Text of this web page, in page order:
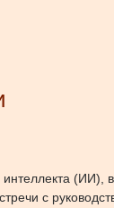
интеллекта
с